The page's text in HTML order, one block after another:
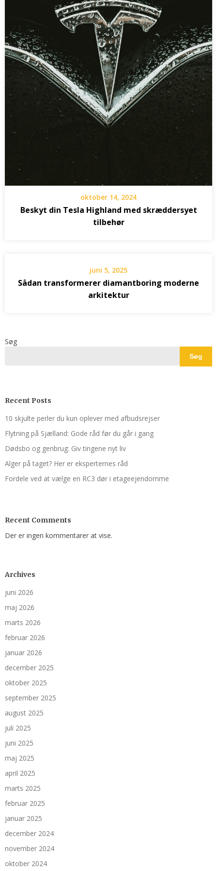
oktober 14, 2024
Beskyt din Tesla Highland med skræddersyet
tilbehør
juni 5, 2025
Sådan transformerer diamantboring moderne
arkitektur
Søg
Søg
Recent Posts
10 skjulte perler du kun oplever med afbudsrejser
Flytning på Sjælland: Gode råd før du går i gang
Dødsbo og genbrug: Giv tingene nyt liv
Alger på taget? Her er eksperternes råd
Fordele ved at vælge en RC3 dør i etageejendomme
Recent Comments
Der er ingen kommentarer at vise.
Archives
juni 2026
maj 2026
marts 2026
februar 2026
januar 2026
december 2025
oktober 2025
september 2025
august 2025
juli 2025
juni 2025
maj 2025
april 2025
marts 2025
februar 2025
januar 2025
december 2024
november 2024
oktober 2024